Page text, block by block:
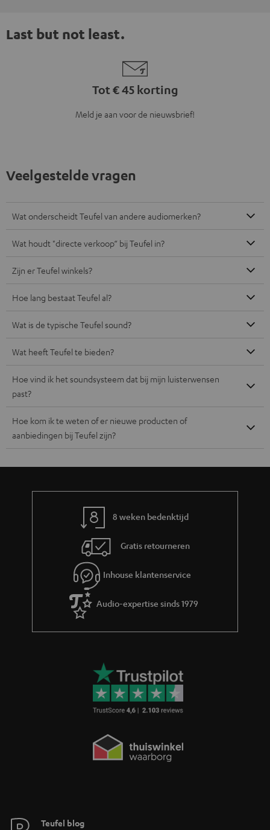
Last but not least.
Tot € 45 korting
Meld je aan voor de nieuwsbrief!
Veelgestelde vragen
Wat onderscheidt Teufel van andere audiomerken?
Wat houdt "directe verkoop“ bij Teufel in?
Zijn er Teufel winkels?
Hoe lang bestaat Teufel al?
Wat is de typische Teufel sound?
Wat heeft Teufel te bieden?
Hoe vind ik het soundsysteem dat bij mijn luisterwensen
past?
Hoe kom ik te weten of er nieuwe producten of
aanbiedingen bij Teufel zijn?
8 weken bedenktijd
Gratis retourneren
Inhouse klantenservice
Audio-expertise sinds 1979
Teufel blog